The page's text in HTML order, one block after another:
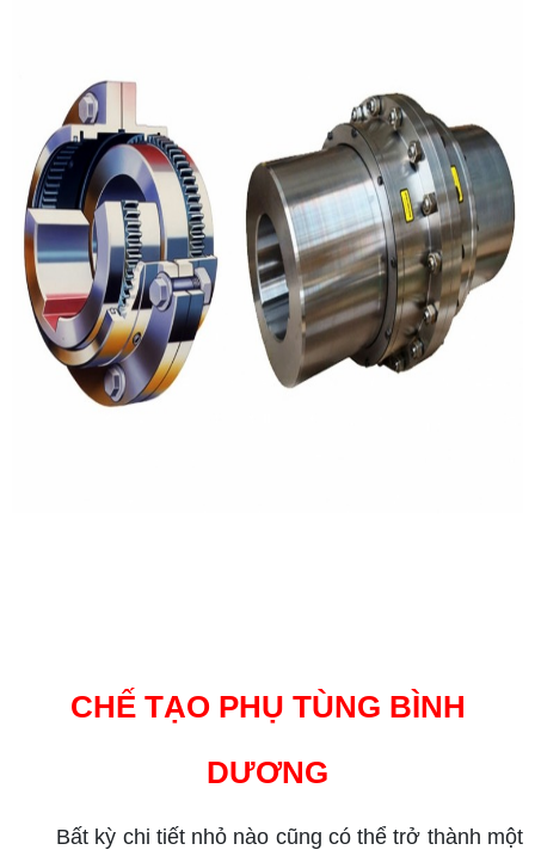
CHẾ TẠO PHỤ TÙNG BÌNH
DƯƠNG
Bất kỳ chi tiết nhỏ nào cũng có thể trở thành một